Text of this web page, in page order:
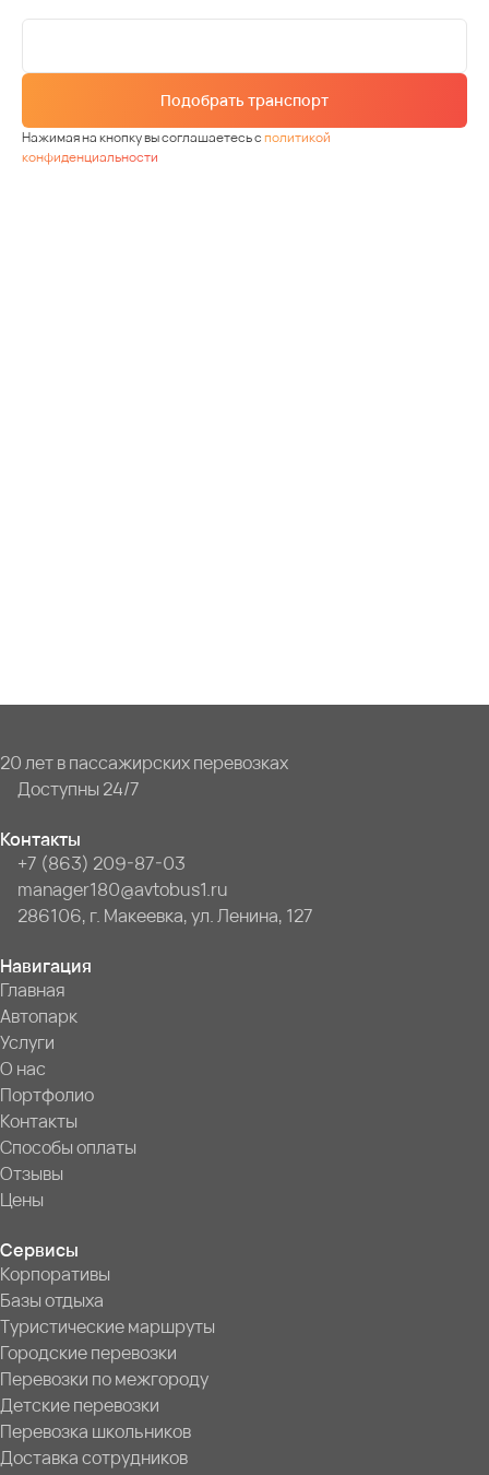
Подобрать транспорт
Нажимая на кнопку вы соглашаетесь сполитикой
конфиденциальности
20 лет в пассажирских перевозках
Доступны 24/7
Контакты
+7 (863) 209-87-03
manager180@avtobus1.ru
286106, г. Макеевка, ул. Ленина, 127
Навигация
Главная
Автопарк
Услуги
О нас
Портфолио
Контакты
Способы оплаты
Отзывы
Цены
Сервисы
Корпоративы
Базы отдыха
Туристические маршруты
Городские перевозки
Перевозки по межгороду
Детские перевозки
Перевозка школьников
Доставка сотрудников